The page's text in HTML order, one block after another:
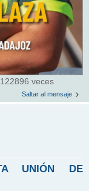
veces
Saltar al mensaje
UNIÓN DE